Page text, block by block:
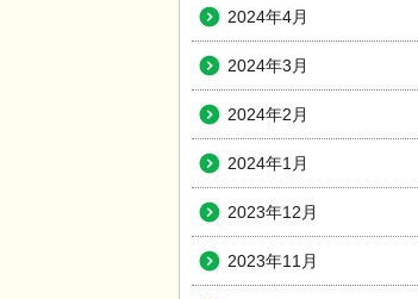
2024年4月
2024年3月
2024年2月
2024年1月
2023年12月
2023年11月